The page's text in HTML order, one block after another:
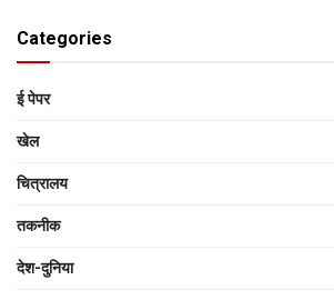
Categories
ई पेपर
खेल
चित्रालय
तकनीक
देश-दुनिया